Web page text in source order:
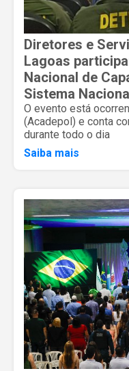
Diretores e
Lagoas
Nacional de
Sistema
O evento está
(Acadepol) e conta
durante todo o dia
Saiba mais